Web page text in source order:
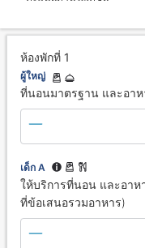
ห้องพักที่ 1
ผู้ใหญ่
ที่นอนมาตรฐาน และอา
เด็ก A
ให้บริการที่นอน และอา
ที่ข้อเสนอรวมอาหาร)